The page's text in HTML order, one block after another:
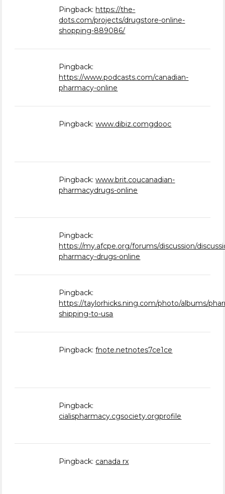
Pingback: https://the-
dots.com/projects/drugstore-online-
shopping-889086/
Pingback:
https://www.podcasts.com/canadian-
pharmacy-online
Pingback:www.dibiz.comgdooc
Pingback:www.brit.coucanadian-
pharmacydrugs-online
Pingback:
https://my.afcpe.org/forums/discussion/
pharmacy-drugs-online
Pingback:
https://taylorhicks.ning.com/photo/albums/
shipping-to-usa
Pingback:fnote.netnotes7ce1ce
Pingback:
cialispharmacy.cgsociety.orgprofile
Pingback: canada rx